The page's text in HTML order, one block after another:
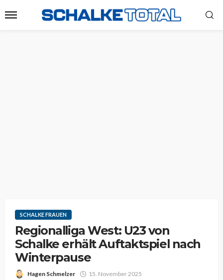
SCHALKE FRAUEN
Regionalliga West: U23 von
Schalke erhält Auftaktspiel nach
Winterpause
Hagen Schmelzer 15. November 2025